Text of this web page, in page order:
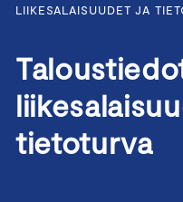
LIIKESALAISUUDET JA
tietoturva